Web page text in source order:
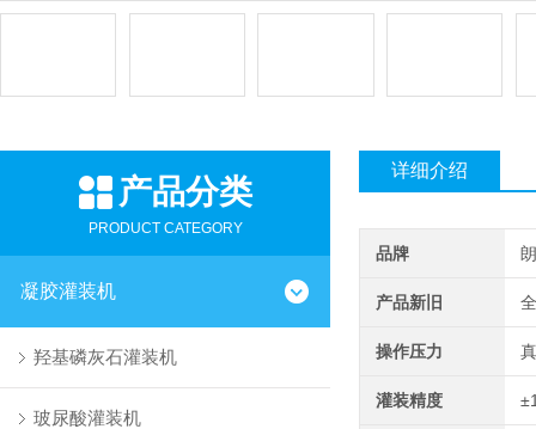
产品分类
PRODUCT CATEGORY
凝胶灌装机
羟基磷灰石灌装机
玻尿酸灌装机
详细介绍
品牌
产品新旧
操作压力
灌装精度